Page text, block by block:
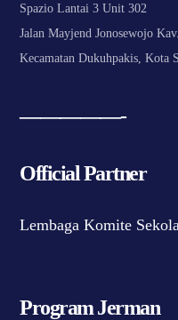
Spazio Lantai 3 Unit 302
Jalan Mayjend Jonosewojo
Kecamatan Dukuhpakis, Kota
—————-
Official Partner
Lembaga Komite
Program Jerman